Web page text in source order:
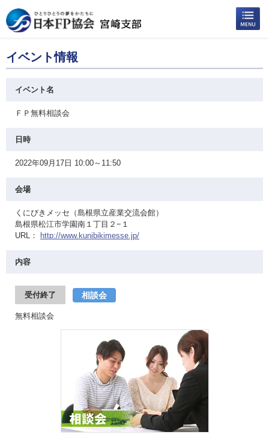
イベント情報
イベント名
ＦＰ無料相談会
日時
2022年09月17日 10:00～11:50
会場
くにびきメッセ（島根県立産業交流会館）
島根県松江市学園南１丁目２−１
URL：
http://www.kunibikimesse.jp/
内容
受付終了 相談会
無料相談会